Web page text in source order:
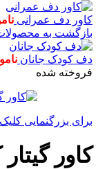
کاور دف عمرانی
بازگشت به
دف کودک جانان
فروخته شده
برای بزرگنمایی
کاور